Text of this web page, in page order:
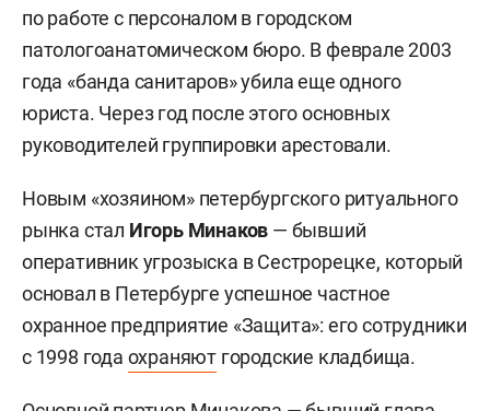
по работе с персоналом в городском
патологоанатомическом бюро. В феврале 2003
года «банда санитаров» убила еще одного
юриста. Через год после этого основных
руководителей группировки арестовали.
Новым «хозяином» петербургского ритуального
рынка стал Игорь Минаков — бывший
оперативник угрозыска в Сестрорецке, который
основал в Петербурге успешное частное
охранное предприятие «Защита»: его сотрудники
с 1998 года охраняют городские кладбища.